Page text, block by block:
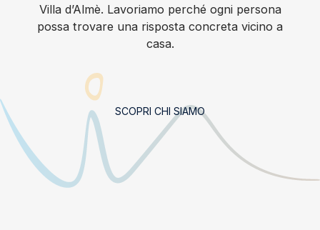
Villa d’Almè. Lavoriamo perché ogni persona
possa trovare una risposta concreta vicino a
casa.
SCOPRI CHI SIAMO